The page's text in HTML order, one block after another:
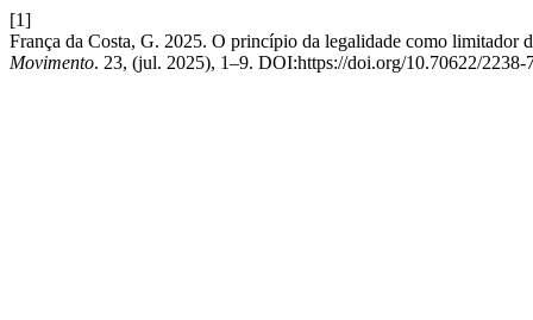
[1]
França da Costa, G. 2025. O princípio da legalidade como
Movimento. 23, (jul. 2025), 1–9. DOI:https://doi.org/10.70622/2238-